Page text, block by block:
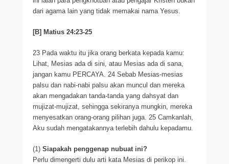
dari agama lain yang tidak memakai nama Yesus.
[B] Matius 24:23-25
23 Pada waktu itu jika orang berkata kepada kamu:
Lihat, Mesias ada di sini, atau Mesias ada di sana,
jangan kamu PERCAYA. 24 Sebab Mesias-mesias
palsu dan nabi-nabi palsu akan muncul dan mereka
akan mengadakan tanda-tanda yang dahsyat dan
mujizat-mujizat, sehingga sekiranya mungkin, mereka
menyesatkan orang-orang pilihan juga. 25 Camkanlah,
Aku sudah mengatakannya terlebih dahulu kepadamu.
(1) Siapakah penggenap nubuat ini?
Perlu dimengerti dulu arti kata Mesias di perikop ini.